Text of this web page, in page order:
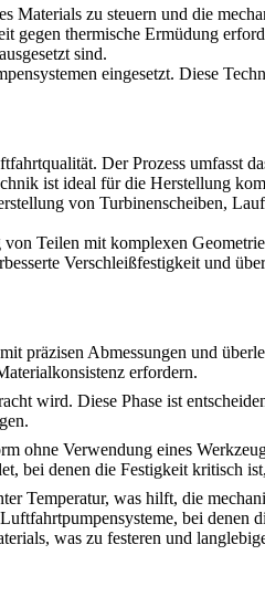
zu steuern und die
thermische Ermüdung
sind.
eingesetzt. Diese
Der Prozess umfasst
ist ideal für die Herstellung
von Turbinenscheiben,
Teilen mit komplexen
Verschleißfestigkeit und
Abmessungen und
erfordern.
wird. Diese Phase ist
ohne Verwendung eines
bei denen die Festigkeit kritisch
Temperatur, was hilft, die
bei denen
was zu festeren und